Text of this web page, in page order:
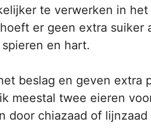
te verwerken in
er geen extra
en hart.
beslag en geven extra
meestal twee eieren
door chiazaad of